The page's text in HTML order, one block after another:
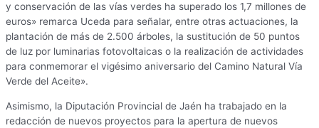
y conservación de las vías verdes ha superado los 1,7 millones de
euros» remarca Uceda para señalar, entre otras actuaciones, la
plantación de más de 2.500 árboles, la sustitución de 50 puntos
de luz por luminarias fotovoltaicas o la realización de actividades
para conmemorar el vigésimo aniversario del Camino Natural Vía
Verde del Aceite».
Asimismo, la Diputación Provincial de Jaén ha trabajado en la
redacción de nuevos proyectos para la apertura de nuevos